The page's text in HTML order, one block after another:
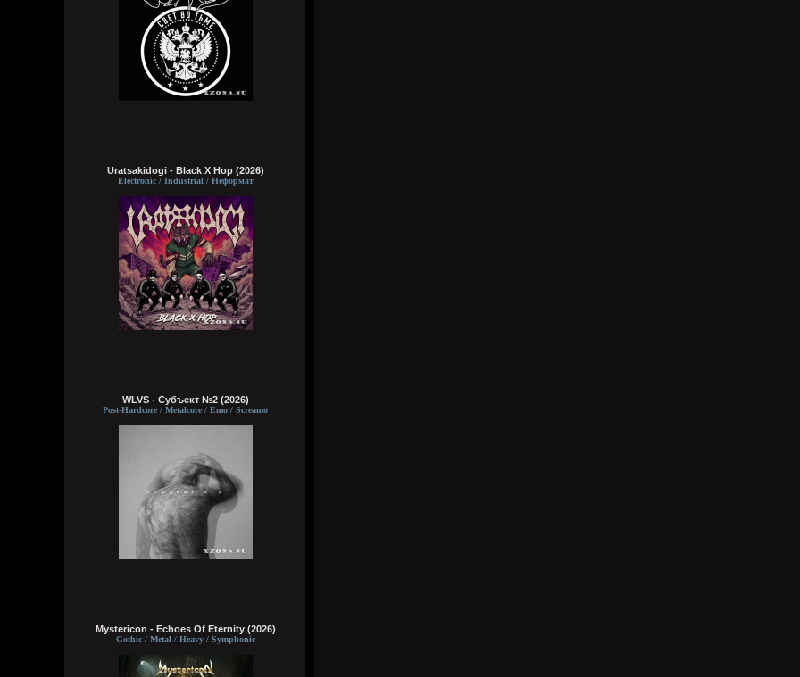
Uratsakidogi - Black X Hop (2026)
Electronic / Industrial / Неформат
WLVS - Субъект №2 (2026)
Post-Hardcore / Metalcore / Emo / Screamo
Mystericon - Echoes Of Eternity (2026)
Gothic / Metal / Heavy / Symphonic